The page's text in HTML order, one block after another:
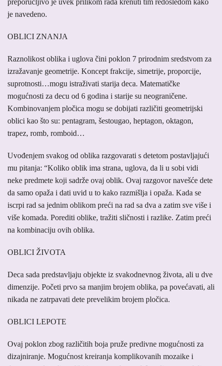
preporučljivo je uvek prilikom rada krenuti tim redosledom kako
je navedeno.
OBLICI ZNANJA
Raznolikost oblika i uglova čini poklon 7 prirodnim sredstvom za
izražavanje geometrije. Koncept frakcije, simetrije, proporcije,
suprotnosti…mogu istraživati starija deca. Matematičke
mogućnosti za decu od 6 godina i starije su neograničene.
Kombinovanjem pločica mogu se dobijati različiti geometrijski
oblici kao što su: pentagram, šestougao, heptagon, oktagon,
trapez, romb, romboid…
Uvođenjem svakog od oblika razgovarati s detetom postavljajući
mu pitanja: “Koliko oblik ima strana, uglova, da li u sobi vidi
neke predmete koji sadrže ovaj oblik. Ovaj razgovor navešće dete
da samo opaža i dati uvid u to kako razmišlja i opaža. Kada se
iscrpi rad sa jednim oblikom preći na rad sa dva a zatim sve više i
više komada. Porediti oblike, tražiti sličnosti i razlike. Zatim preći
na kombinaciju ovih oblika.
OBLICI ŽIVOTA
Deca sada predstavljaju objekte iz svakodnevnog života, ali u dve
dimenzije. Početi prvo sa manjim brojem oblika, pa povećavati, ali
nikada ne zatrpavati dete prevelikim brojem pločica.
OBLICI LEPOTE
Ovaj poklon zbog različitih boja pruže predivne mogućnosti za
dizajniranje. Mogućnost kreiranja komplikovanih mozaike i